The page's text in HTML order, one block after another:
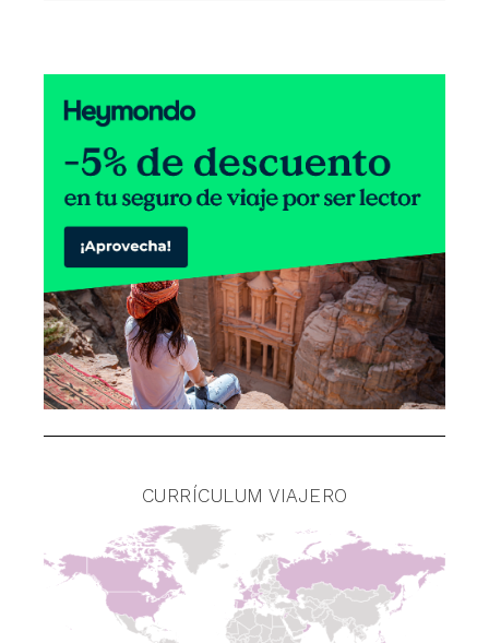
CURRÍCULUM VIAJERO